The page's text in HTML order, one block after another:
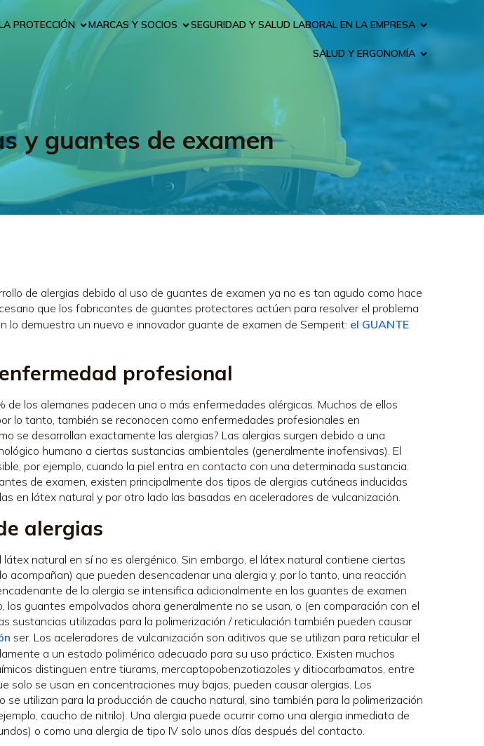
PROTECCIÓN MARCAS Y SOCIOS SEGURIDAD Y SALUD LABORAL EN LA EMPRESA
SALUD Y ERGONOMÍA
y guantes de examen
de alergias debido al uso de guantes de examen ya no es tan agudo como hace
que los fabricantes de guantes protectores actúen para resolver el problema
lo demuestra un nuevo e innovador guante de examen de Semperit: el GUANTE
profesional
de los alemanes padecen una o más enfermedades alérgicas. Muchos de ellos
lo tanto, también se reconocen como enfermedades profesionales en
se desarrollan exactamente las alergias? Las alergias surgen debido a una
humano a ciertas sustancias ambientales (generalmente inofensivas). El
por ejemplo, cuando la piel entra en contacto con una determinada sustancia.
de examen, existen principalmente dos tipos de alergias cutáneas inducidas
en látex natural y por otro lado las basadas en aceleradores de vulcanización.
alergias
natural en sí no es alergénico. Sin embargo, el látex natural contiene ciertas
acompañan) que pueden desencadenar una alergia y, por lo tanto, una reacción
de la alergia se intensifica adicionalmente en los guantes de examen
los guantes empolvados ahora generalmente no se usan, o (en comparación con el
sustancias utilizadas para la polimerización / reticulación también pueden causar
ser. Los aceleradores de vulcanización son aditivos que se utilizan para reticular el
a un estado polimérico adecuado para su uso práctico. Existen muchos
distinguen entre tiurams, mercaptopobenzotiazoles y ditiocarbamatos, entre
solo se usan en concentraciones muy bajas, pueden causar alergias. Los
se utilizan para la producción de caucho natural, sino también para la polimerización
caucho de nitrilo). Una alergia puede ocurrir como una alergia inmediata de
o como una alergia de tipo IV solo unos días después del contacto.